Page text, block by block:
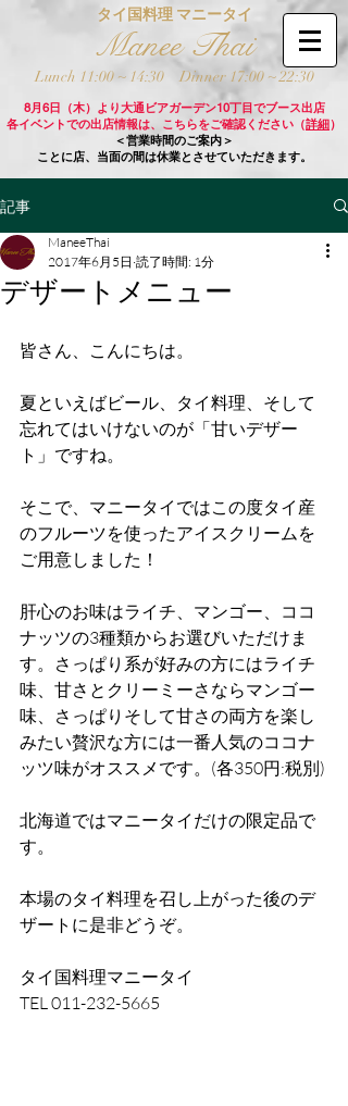
タイ国料理 マニータイ
Manee Thai
Lunch 11:00 ~ 14:30 Dinner 17:00 ~ 22:30
8月6日（木）より大通ビアガーデン10丁目でブース出店
各イベントでの出店情報は、こちらをご確認ください（詳細）
＜営業時間のご案内＞
ことに店、当面の間は休業とさせていただきます。
記事
デザートメニュー
ManeeThai
2017年6月5日 読了時間: 1分
皆さん、こんにちは。
夏といえばビール、タイ料理、そして
忘れてはいけないのが「甘いデザー
ト」ですね。
そこで、マニータイではこの度タイ産
のフルーツを使ったアイスクリームを
ご用意しました！
肝心のお味はライチ、マンゴー、ココ
ナッツの3種類からお選びいただけま
す。さっぱり系が好みの方にはライチ
味、甘さとクリーミーさならマンゴー
味、さっぱりそして甘さの両方を楽し
みたい贅沢な方には一番人気のココナ
ッツ味がオススメです。(各350円:税別)
北海道ではマニータイだけの限定品で
す。
本場のタイ料理を召し上がった後のデ
ザートに是非どうぞ。
タイ国料理マニータイ
TEL 011-232-5665